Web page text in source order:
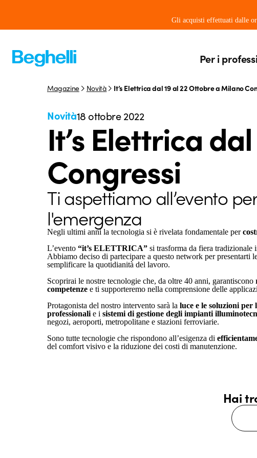
Gli acquisti effettuati dalle
Per i
Magazine Novità It’s Elettrica dal 19 al 22 Ottobre a Milano
Novità18 ottobre 2022
It’s Elettrica
Congressi
Ti aspettiamo all’evento
l'emergenza
Negli ultimi anni la tecnologia si è rivelata fondamentale per
L’evento “it’s ELETTRICA” si trasforma da fiera tradizionale
Abbiamo deciso di partecipare a questo network per presentarti
semplificare la quotidianità del lavoro.
Scoprirai le nostre tecnologie che, da oltre 40 anni, garantiscono
competenze e ti supporteremo nella comprensione delle
Protagonista del nostro intervento sarà la luce e le soluzioni per
professionali e i sistemi di gestione degli impianti
negozi, aeroporti, metropolitane e stazioni ferroviarie.
Sono tutte tecnologie che rispondono all’esigenza di
del comfort visivo e la riduzione dei costi di manutenzione.
Hai